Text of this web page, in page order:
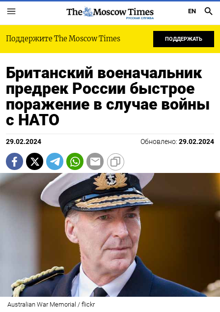
РУССКАЯ СЛУЖБА
EN
Поддержите The Moscow Times ПОДДЕРЖАТЬ
Британский военачальник
предрек России быстрое
поражение в случае войны
с НАТО
29.02.2024 Обновлено: 29.02.2024
Australian War Memorial / flickr